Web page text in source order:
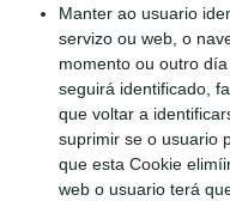
Manter ao usuario
servizo ou web, o
momento ou outro
seguirá identificado,
que voltar a
suprimir se o usuario
que esta Cookie
web o usuario terá